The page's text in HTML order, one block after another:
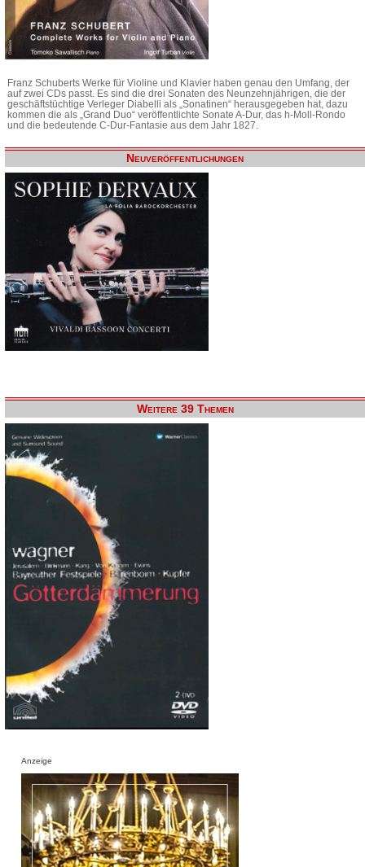
Franz Schuberts Werke für Violine und Klavier haben genau den Umfang, der
auf zwei CDs passt. Es sind die drei Sonaten des Neunzehnjährigen, die der
geschäftstüchtige Verleger Diabelli als „Sonatinen“ herausgegeben hat, dazu
kommen die als „Grand Duo“ veröffentlichte Sonate A-Dur, das h-Moll-Rondo
und die bedeutende C-Dur-Fantasie aus dem Jahr 1827.
Neuveröffentlichungen
Weitere 39 Themen
Anzeige